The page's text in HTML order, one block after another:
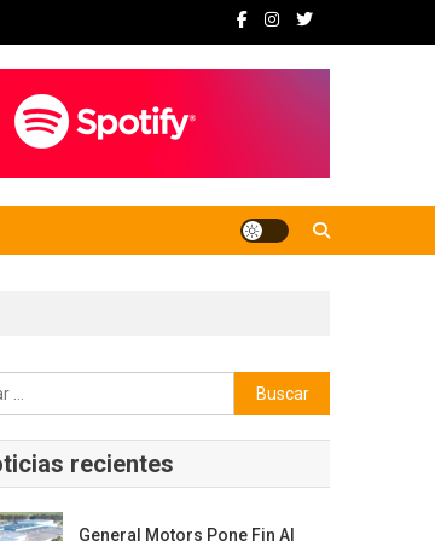
Buscar:
recientes
General Motors Pone Fin Al